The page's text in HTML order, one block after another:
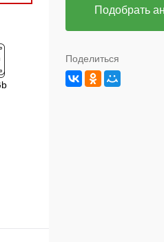
Подобрать
Поделиться